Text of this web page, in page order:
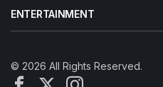
ENTERTAINMENT
© 2026 All Rights Reserved.